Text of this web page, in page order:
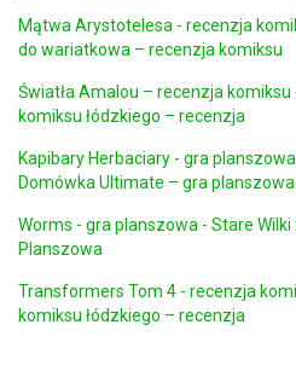
Mątwa Arystotelesa - recenzja
do wariatkowa – recenzja komiksu
Światła Amalou – recenzja komiksu
komiksu łódzkiego – recenzja
Kapibary Herbaciary - gra
Domówka Ultimate – gra planszowa
Worms - gra planszowa - Stare Wilki
Planszowa
Transformers Tom 4 - recenzja
komiksu łódzkiego – recenzja